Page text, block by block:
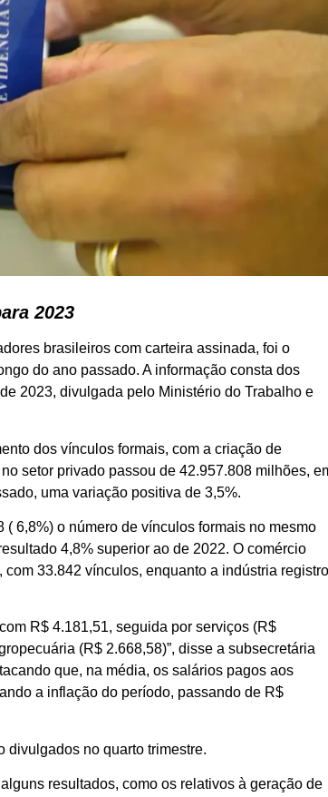
2023
brasileiros com carteira assinada, foi o
do ano passado. A informação consta dos
2023, divulgada pelo Ministério do Trabalho e
dos vínculos formais, com a criação de
setor privado passou de 42.957.808 milhões,
uma variação positiva de 3,5%.
6,8%) o número de vínculos formais no mesmo
4,8% superior ao de 2022. O comércio
33.842 vínculos, enquanto a indústria
R$ 4.181,51, seguida por serviços (R$
(R$ 2.668,58)”, disse a subsecretária
que, na média, os salários pagos aos
a inflação do período, passando de R$
divulgados no quarto trimestre.
resultados, como os relativos à geração de